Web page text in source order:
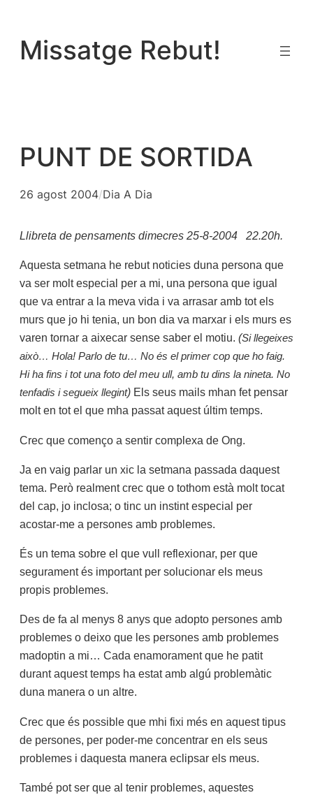
contingut
Missatge Rebut!
PUNT DE SORTIDA
26 agost 2004/Dia A Dia
Llibreta de pensaments dimecres 25-8-2004 22.20h.
Aquesta setmana he rebut noticies duna persona que
va ser molt especial per a mi, una persona que igual
que va entrar a la meva vida i va arrasar amb tot els
murs que jo hi tenia, un bon dia va marxar i els murs es
varen tornar a aixecar sense saber el motiu. (Si llegeixes
això… Hola! Parlo de tu… No és el primer cop que ho faig.
Hi ha fins i tot una foto del meu ull, amb tu dins la nineta. No
tenfadis i segueix llegint) Els seus mails mhan fet pensar
molt en tot el que mha passat aquest últim temps.
Crec que començo a sentir complexa de Ong.
Ja en vaig parlar un xic la setmana passada daquest
tema. Però realment crec que o tothom està molt tocat
del cap, jo inclosa; o tinc un instint especial per
acostar-me a persones amb problemes.
És un tema sobre el que vull reflexionar, per que
segurament és important per solucionar els meus
propis problemes.
Des de fa al menys 8 anys que adopto persones amb
problemes o deixo que les persones amb problemes
madoptin a mi… Cada enamorament que he patit
durant aquest temps ha estat amb algú problemàtic
duna manera o un altre.
Crec que és possible que mhi fixi més en aquest tipus
de persones, per poder-me concentrar en els seus
problemes i daquesta manera eclipsar els meus.
També pot ser que al tenir problemes, aquestes